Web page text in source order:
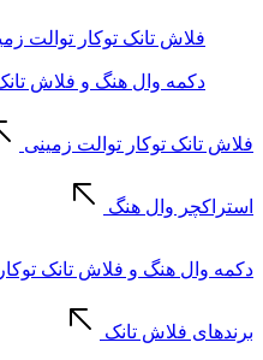
فلاش تانک توکار توالت
دکمه وال هنگ و فلاش تانک
فلاش تانک توکار توالت زمینی
استراکچر وال هنگ
دکمه وال هنگ و فلاش تانک توکار
برندهای فلاش تانک